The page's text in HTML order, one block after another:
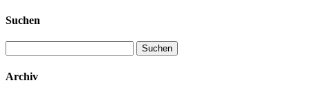
Suchen
nach:
Archiv